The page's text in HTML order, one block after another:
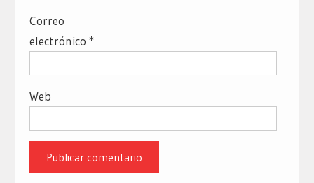
Correo
electrónico *
Web